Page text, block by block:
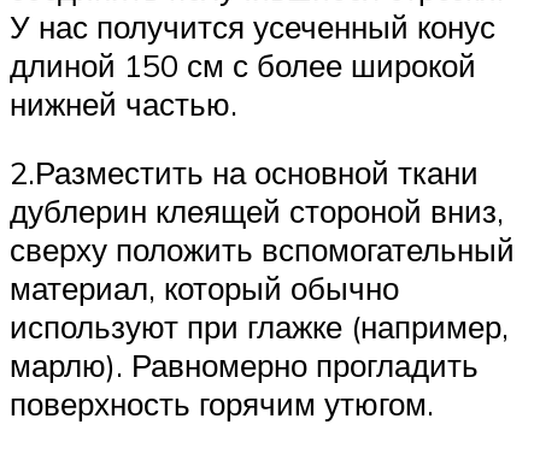
У нас получится усеченный конус
длиной 150 см с более широкой
нижней частью.
2.Разместить на основной ткани
дублерин клеящей стороной вниз,
сверху положить вспомогательный
материал, который обычно
используют при глажке (например,
марлю). Равномерно прогладить
поверхность горячим утюгом.